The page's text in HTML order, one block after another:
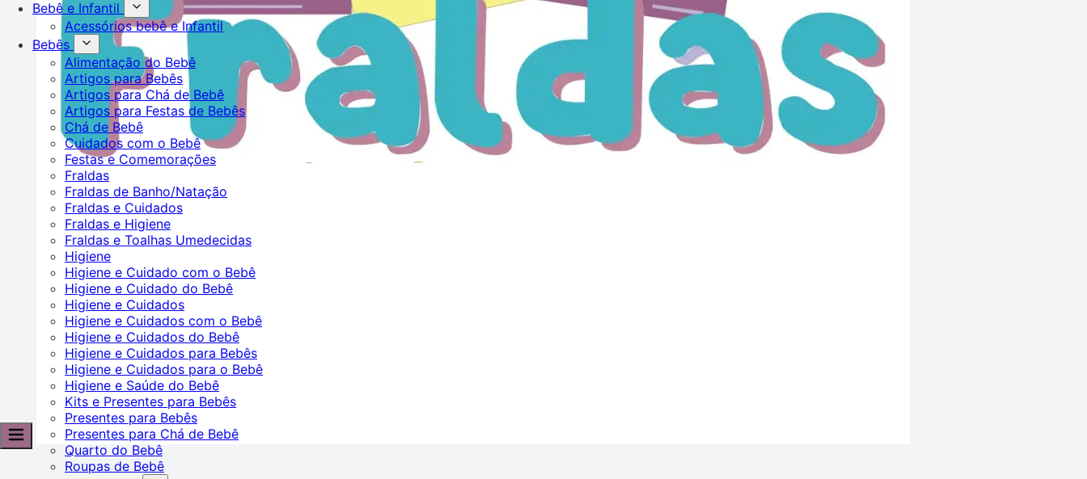
Bebê e Infantil
Acessórios bebê e Infantil
Bebês
Alimentação do Bebê
Artigos para Bebês
Artigos para Chá de Bebê
Artigos para Festas de Bebês
Chá de Bebê
Cuidados com o Bebê
Festas e Comemorações
Fraldas
Fraldas de Banho/Natação
Fraldas e Cuidados
Fraldas e Higiene
Fraldas e Toalhas Umedecidas
Higiene
Higiene e Cuidado com o Bebê
Higiene e Cuidado do Bebê
Higiene e Cuidados
Higiene e Cuidados com o Bebê
Higiene e Cuidados do Bebê
Higiene e Cuidados para Bebês
Higiene e Cuidados para o Bebê
Higiene e Saúde do Bebê
Kits e Presentes para Bebês
Presentes para Bebês
Presentes para Chá de Bebê
Quarto do Bebê
Roupas de Bebê